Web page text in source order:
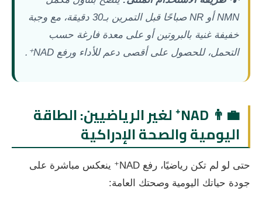
NMN أو NR صباحًا قبل التمرين بـ30 دقيقة، مع وجبة
خفيفة غنية بالبروتين أو على معدة فارغة حسب
التحمل، للحصول على أقصى دعم للأداء ورفع NAD⁺.
👨‍💼 NAD⁺ لغير الرياضيين: الطاقة
اليومية والصحة الإدراكية
حتى لو لم تكن رياضيًا، رفع NAD⁺ ينعكس مباشرة على
جودة حياتك اليومية وصحتك العامة: